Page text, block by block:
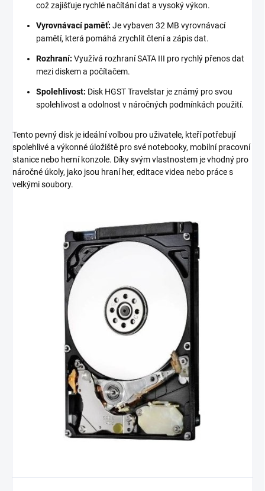
což zajišťuje rychlé načítání dat a vysoký výkon.
Vyrovnávací paměť: Je vybaven 32 MB vyrovnávací
pamětí, která pomáhá zrychlit čtení a zápis dat.
Rozhraní: Využívá rozhraní SATA III pro rychlý přenos dat
mezi diskem a počítačem.
Spolehlivost: Disk HGST Travelstar je známý pro svou
spolehlivost a odolnost v náročných podmínkách použití.
Tento pevný disk je ideální volbou pro uživatele, kteří potřebují
spolehlivé a výkonné úložiště pro své notebooky, mobilní pracovní
stanice nebo herní konzole. Díky svým vlastnostem je vhodný pro
náročné úkoly, jako jsou hraní her, editace videa nebo práce s
velkými soubory.